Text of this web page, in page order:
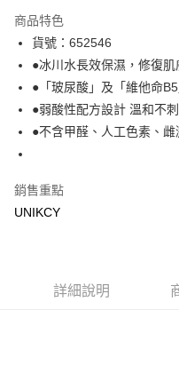
LINE Pay
Apple Pay
街口支付
悠遊付
運送方式
付款後7-11取貨［需3-5個工
商品特色
貨號：652546
●冰川水長效保濕，修復肌
●「玻尿酸」及「維他命
●弱酸性配方設計 溫和不
●不含甲醛、人工色素、
銷售重點
UNIKCY
詳細說明